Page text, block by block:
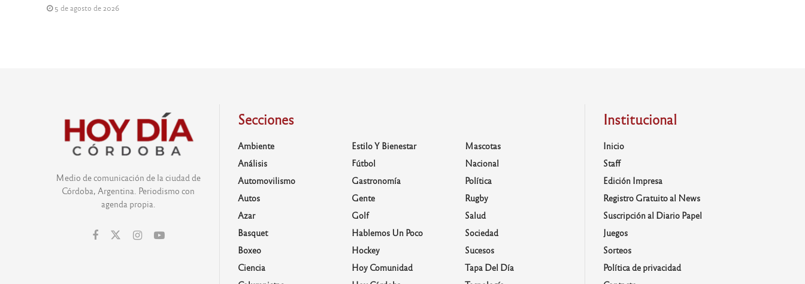
5 de agosto de 2026
Medio de comunicación de la ciudad de
Córdoba, Argentina. Periodismo con
agenda propia.
Secciones
Ambiente
Análisis
Automovilismo
Autos
Azar
Basquet
Boxeo
Ciencia
Estilo Y Bienestar
Fútbol
Gastronomía
Gente
Golf
Hablemos Un Poco
Hockey
Hoy Comunidad
Mascotas
Nacional
Política
Rugby
Salud
Sociedad
Sucesos
Tapa Del Día
Institucional
Inicio
Staff
Edición Impresa
Registro Gratuito al News
Suscripción al Diario Papel
Juegos
Sorteos
Política de privacidad